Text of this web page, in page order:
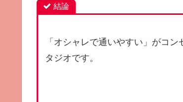
結論
「オシャレで通いやすい」がコ
タジオです。